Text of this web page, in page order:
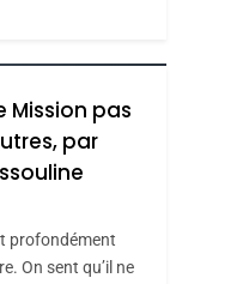
ET
:
JE
MA
Thérèse
– Jacques
Mission pas
par
profondément
On sent qu’il ne